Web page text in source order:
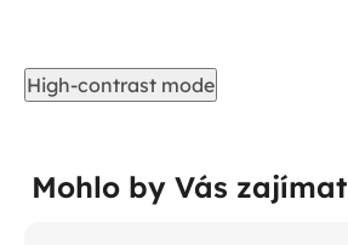
High-contrast mode
Mohlo by Vás zajímat